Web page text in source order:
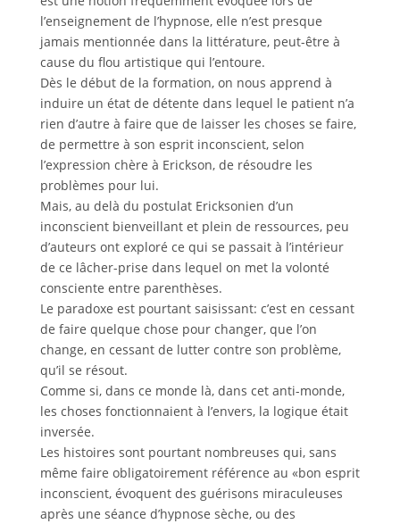
l’enseignement de l’hypnose, elle n’est presque
jamais mentionnée dans la littérature, peut-être à
cause du flou artistique qui l’entoure.
Dès le début de la formation, on nous apprend à
induire un état de détente dans lequel le patient n’a
rien d’autre à faire que de laisser les choses se faire,
de permettre à son esprit inconscient, selon
l’expression chère à Erickson, de résoudre les
problèmes pour lui.
Mais, au delà du postulat Ericksonien d’un
inconscient bienveillant et plein de ressources, peu
d’auteurs ont exploré ce qui se passait à l’intérieur
de ce lâcher-prise dans lequel on met la volonté
consciente entre parenthèses.
Le paradoxe est pourtant saisissant: c’est en cessant
de faire quelque chose pour changer, que l’on
change, en cessant de lutter contre son problème,
qu’il se résout.
Comme si, dans ce monde là, dans cet anti-monde,
les choses fonctionnaient à l’envers, la logique était
inversée.
Les histoires sont pourtant nombreuses qui, sans
même faire obligatoirement référence au «bon esprit
inconscient, évoquent des guérisons miraculeuses
après une séance d’hypnose sèche, ou des